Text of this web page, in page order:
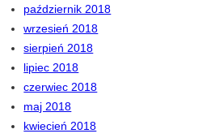
październik 2018
wrzesień 2018
sierpień 2018
lipiec 2018
czerwiec 2018
maj 2018
kwiecień 2018